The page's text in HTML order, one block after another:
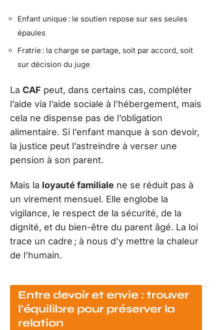
Enfant unique : le soutien repose sur ses seules
épaules
Fratrie : la charge se partage, soit par accord, soit
sur décision du juge
La CAF peut, dans certains cas, compléter
l’aide via l’aide sociale à l’hébergement, mais
cela ne dispense pas de l’obligation
alimentaire. Si l’enfant manque à son devoir,
la justice peut l’astreindre à verser une
pension à son parent.
Mais la loyauté familiale ne se réduit pas à
un virement mensuel. Elle englobe la
vigilance, le respect de la sécurité, de la
dignité, et du bien-être du parent âgé. La loi
trace un cadre ; à nous d’y mettre la chaleur
de l’humain.
Entre devoir et envie : trouver
l’équilibre pour préserver la
relation